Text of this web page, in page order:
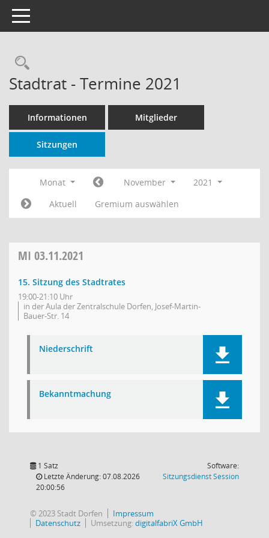
Toggle navigation
Rechercheauswahl
Stadtrat - Termine 2021
Informationen Mitglieder
Sitzungen
Monat November
2021
Aktuell
Gremium auswählen
MI 03.11.2021
15. Sitzung des Stadtrates
19:00-21:10 Uhr
in der Aula der Zentralschule Dorfen, Josef-Martin-
Bauer-Str. 14
Niederschrift
Bekanntmachung
1 Satz
Letzte Änderung: 07.08.2026
20:00:56
Software:
SitzungsdienstSession(Wird in
© 2023 Stadt Dorfen
Impressum
Datenschutz
Umsetzung:digitalfabriX GmbH